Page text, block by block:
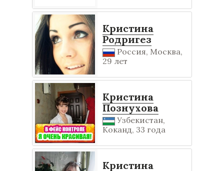
Кристина
Родригез
Россия, Москва,
29 лет
Кристина
Познухова
Узбекистан,
Коканд, 33 года
Кристина